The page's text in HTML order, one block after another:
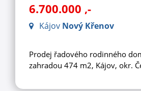
6.700.000 ,-
Kájov Nový Křenov
Prodej řadového rodinného
zahradou 474 m2, Kájov, okr.